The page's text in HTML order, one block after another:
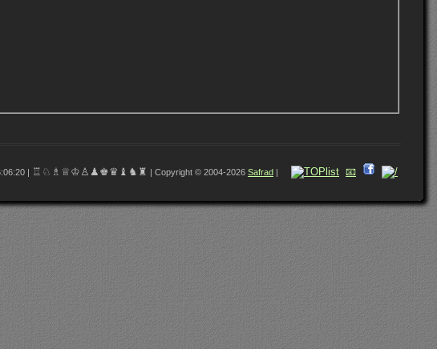
| ♖♘♗♕♔♙♟♚♛♝♞♜ | Copyright © 2004-2026 Safrad | 📧